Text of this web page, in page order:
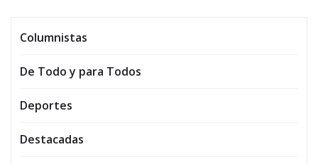
Columnistas
De Todo y para Todos
Deportes
Destacadas